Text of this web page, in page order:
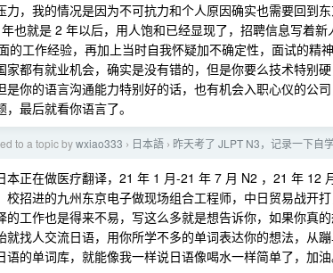
力，我的情况是因为不可抗力和个人原因确实也需要回到
也就是 2 年以后，用人饱和已经显现了，招聘信息写着
的工作经验，再加上当时自我怀疑加不确定性，面试的精
家都有就业机会，确实是没有错的，但是你要么技术特别
是你的语言沟通能力特别好的话，也有机会入职心仪的公
，最后就看你语言了。
to a topic bywxiao333 › 日本語 › 昨天考了 JLPT N3，记录一下自
本正在做医疗翻译，21 年 1 月-21 年 7 月 N2 ，21 年 12
校招进的九州东京电子做现场组合工程师，中日贸易战开
的工作也是得来不易，写这么多就是想告诉你，如果你真
就找人交流日语，用你所学不多的单词表达你的想法，从
语的单词库，就能像我一样说日语像喝水一样简单了，加油